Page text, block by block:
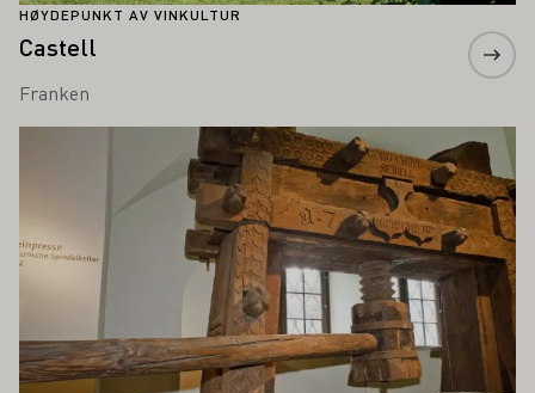
HØYDEPUNKT AV VINKULTUR
Castell
Franken